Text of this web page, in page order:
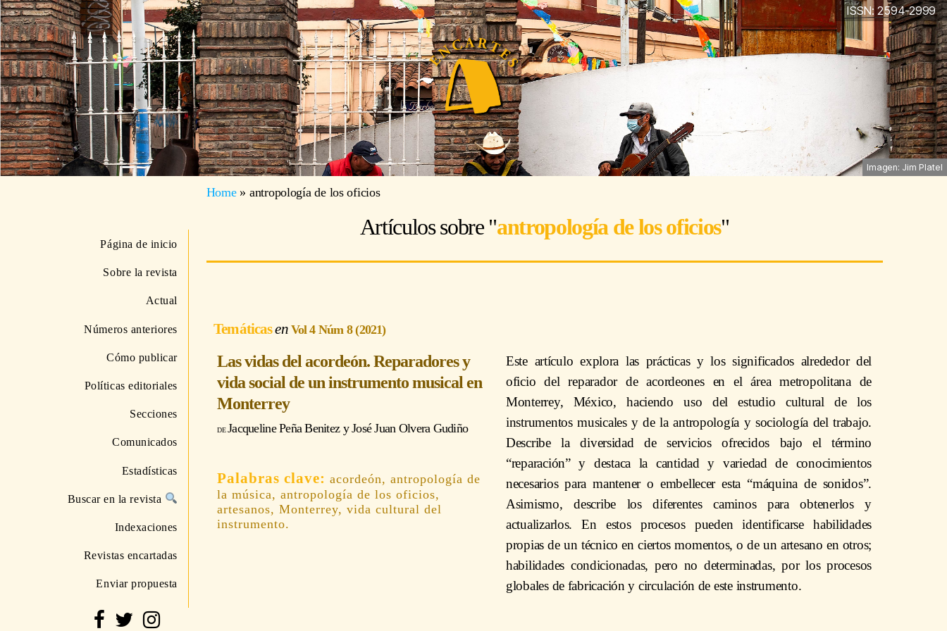
ISSN: 2594-2999
Imagen: Jim Platel
Página de inicio
Sobre la revista
Actual
Números anteriores
Cómo publicar
Políticas editoriales
Secciones
Comunicados
Estadísticas
Buscar en la revista
Indexaciones
Revistas encartadas
Enviar propuesta
Home» antropología de los oficios
Artículos sobre "antropología de los oficios"
Temáticas Vol 4 Núm 8 (2021)
Las vidas del acordeón. Reparadores y
vida social de un instrumento musical en
Monterrey
Jacqueline Peña BenitezyJosé Juan Olvera Gudiño
acordeón, antropología de
la música, antropología de los oficios,
artesanos, Monterrey, vida cultural del
instrumento.
Este artículo explora las prácticas y los significados alrededor del
oficio del reparador de acordeones en el área metropolitana de
Monterrey, México, haciendo uso del estudio cultural de los
instrumentos musicales y de la antropología y sociología del trabajo.
Describe la diversidad de servicios ofrecidos bajo el término
“reparación” y destaca la cantidad y variedad de conocimientos
necesarios para mantener o embellecer esta “máquina de sonidos”.
Asimismo, describe los diferentes caminos para obtenerlos y
actualizarlos. En estos procesos pueden identificarse habilidades
propias de un técnico en ciertos momentos, o de un artesano en otros;
habilidades condicionadas, pero no determinadas, por los procesos
globales de fabricación y circulación de este instrumento.